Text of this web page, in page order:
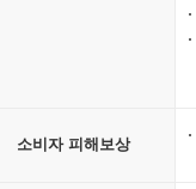
소비자 피해보상